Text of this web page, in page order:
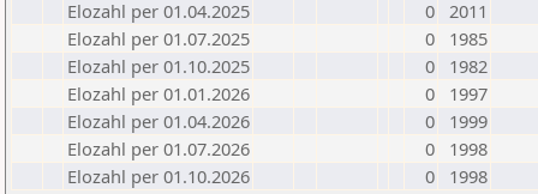
Elozahl per 01.04.2025
0 2011
Elozahl per 01.07.2025
0
1985
Elozahl per 01.10.2025
0
1982
Elozahl per 01.01.2026
0
1997
Elozahl per 01.04.2026
0
1999
Elozahl per 01.07.2026
0
1998
Elozahl per 01.10.2026
0 1998